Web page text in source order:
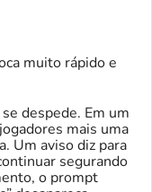
muito rápido e
despede. Em um
mais uma
Um aviso diz para
segurando
o prompt